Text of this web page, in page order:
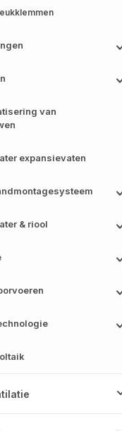
van
expansievaten
& riool